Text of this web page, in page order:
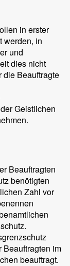
in erster
werden, in
und
dies nicht
die Beauftragte
Geistlichen
Beauftragten
benötigten
Zahl vor
Beauftragten im
beauftragt.